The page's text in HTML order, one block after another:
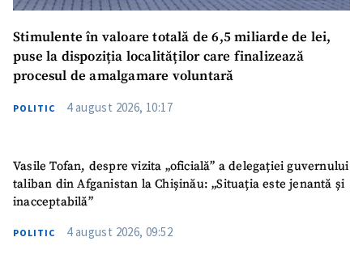
Stimulente în valoare totală de 6,5 miliarde de lei,
puse la dispoziția localităților care finalizează
procesul de amalgamare voluntară
POLITIC 4 august 2026, 10:17
Vasile Tofan, despre vizita „oficială” a delegației guvernului
taliban din Afganistan la Chișinău: „Situația este jenantă și
inacceptabilă”
POLITIC 4 august 2026, 09:52